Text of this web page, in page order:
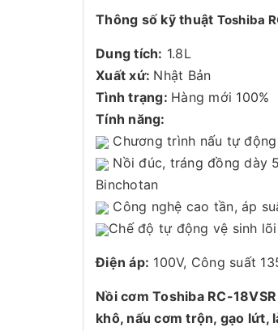
Thông số kỹ thuật Toshiba
Dung tích: 1.8L
Xuất xứ: Nhật Bản
Tình trạng: Hàng mới 100%
Tính năng:
Chương trình nấu tự
Nồi đúc, tráng đồng dày
Binchotan
Công nghệ cao tần, áp
Chế độ tự động vệ sinh
Điện áp: 100V, Công suất
Nồi cơm Toshiba RC-
khô, nấu cơm trộn, gạo lứt,